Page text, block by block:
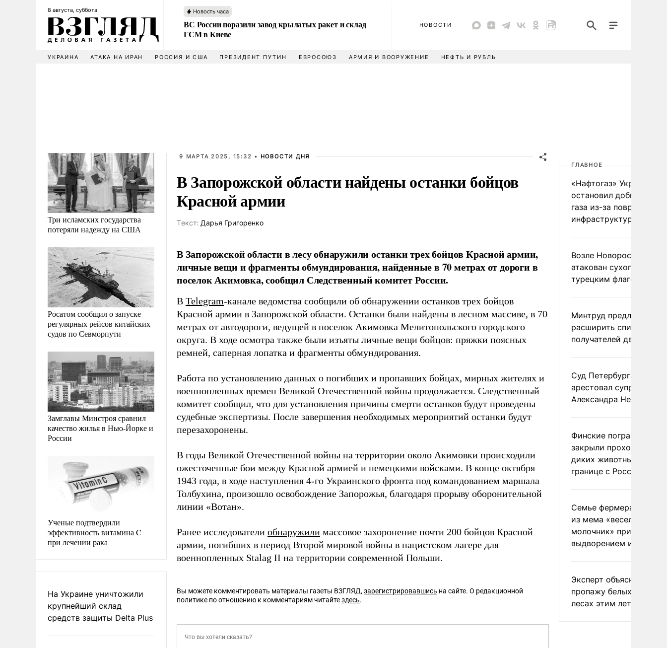
8 августа, суббота Новость часа
ВС России поразили завод крылатых ракет и склад
ГСМ в Киеве
НОВОСТИ
УКРАИНА АТАКА НА ИРАН РОССИЯ И США ПРЕЗИДЕНТ ПУТИН ЕВРОСОЮЗ АРМИЯ И ВООРУЖЕНИЕ НЕФТЬ И РУБЛЬ
Три исламских государства
потеряли надежду на США
Росатом сообщил о запуске
регулярных рейсов китайских
судов по Севморпути
Замглавы Минстроя сравнил
качество жилья в Нью-Йорке и
России
Ученые подтвердили
эффективность витамина C
при лечении рака
На Украине уничтожили
крупнейший склад
средств защиты Delta Plus
9 МАРТА 2025, 15:32 • НОВОСТИ ДНЯ
В Запорожской области найдены останки бойцов
Красной армии
Tекст: Дарья Григоренко
В Запорожской области в лесу обнаружили останки трех бойцов Красной армии,
личные вещи и фрагменты обмундирования, найденные в 70 метрах от дороги в
поселок Акимовка, сообщил Следственный комитет России.
В Telegram-канале ведомства сообщили об обнаружении останков трех бойцов
Красной армии в Запорожской области. Останки были найдены в лесном массиве, в 70
метрах от автодороги, ведущей в поселок Акимовка Мелитопольского городского
округа. В ходе осмотра также были изъяты личные вещи бойцов: пряжки поясных
ремней, саперная лопатка и фрагменты обмундирования.
Работа по установлению данных о погибших и пропавших бойцах, мирных жителях и
военнопленных времен Великой Отечественной войны продолжается. Следственный
комитет сообщил, что для установления причины смерти останков будут проведены
судебные экспертизы. После завершения необходимых мероприятий останки будут
перезахоронены.
В годы Великой Отечественной войны на территории около Акимовки происходили
ожесточенные бои между Красной армией и немецкими войсками. В конце октября
1943 года, в ходе наступления 4-го Украинского фронта под командованием маршала
Толбухина, произошло освобождение Запорожья, благодаря прорыву оборонительной
линии «Вотан».
Ранее исследователи обнаружили массовое захоронение почти 200 бойцов Красной
армии, погибших в период Второй мировой войны в нацистском лагере для
военнопленных Stalag II на территории современной Польши.
Вы можете комментировать материалы газеты ВЗГЛЯД, зарегистрировавшись на сайте. О редакционной
политике по отношению к комментариям читайтездесь.
ГЛАВНОЕ
«Нафтогаз» Украины
остановил добычу
газа из-за повреждения
инфраструктуры
Возле Новороссийска
атакован сухогруз под
турецким флагом
Минтруд предложил
расширить список
получателей двух
Суд Петербурга заочно
арестовал супругу
Александра Невзорова
Финские пограничники
закрыли проходы для
диких животных на
границе с Россией
Семье фермера
из мема «веселый
молочник» пригрозили
выдворением из
Эксперт объяснил
пропажу белых грибов
лесах этим летом